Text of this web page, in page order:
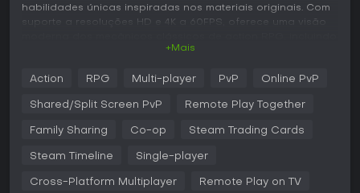
habilidades únicas inspiradas nos materiais originais. Com
suporte a resoluções HD e 4K a 60FPS, oferece uma visão
dublagem completa em inglês e conteúdos desbloqueáveis
central gira em torno da seleção de personagens dos
O combate prioriza velocidade e estratégia, permitindo que
combos e ativar crafts - ataques especiais inspirados na
+Mais
Action RPG Multi-player PvP Online PvP
Shared/Split Screen PvP Remote Play Together
Family Sharing Co-op Steam Trading Cards
Steam Timeline Single-player
Cross-Platform Multiplayer Remote Play on TV